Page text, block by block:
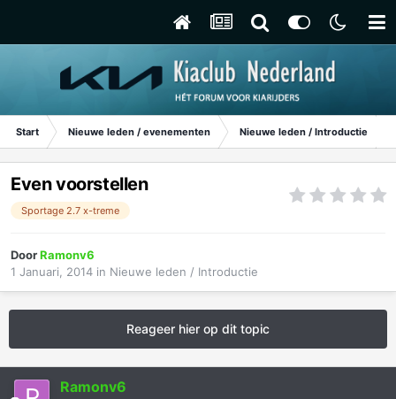
Start Nieuwe leden / evenementen Nieuwe leden / Introductie
Even voorstellen
Sportage 2.7 x-treme
DoorRamonv6
1 Januari, 2014 in Nieuwe leden / Introductie
Reageer hier op dit topic
Ramonv6